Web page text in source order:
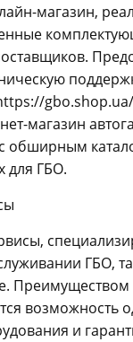
магазин,
магазин
обширным
для ГБО.
ГБО,
Преимуществом
возможность
и